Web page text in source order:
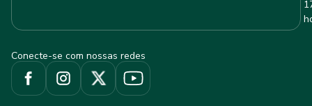
Conecte-se com nossas redes